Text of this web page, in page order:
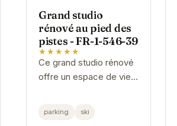
Grand studio
rénové au pied des
pistes - FR-1-546-39
★★★★★
Ce grand studio rénové
offre un espace de vie
parking ski